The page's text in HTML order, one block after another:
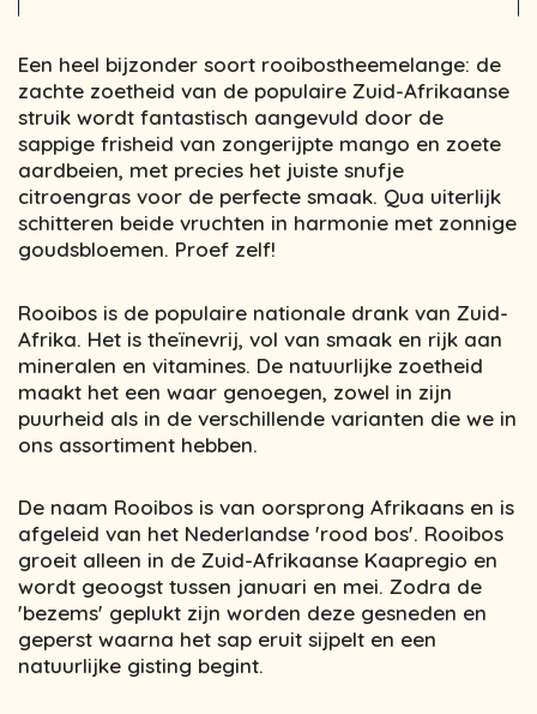
Een heel bijzonder soort rooibostheemelange: de
zachte zoetheid van de populaire Zuid-Afrikaanse
struik wordt fantastisch aangevuld door de
sappige frisheid van zongerijpte mango en zoete
aardbeien, met precies het juiste snufje
citroengras voor de perfecte smaak. Qua uiterlijk
schitteren beide vruchten in harmonie met zonnige
goudsbloemen. Proef zelf!
Rooibos is de populaire nationale drank van Zuid-
Afrika. Het is theïnevrij, vol van smaak en rijk aan
mineralen en vitamines. De natuurlijke zoetheid
maakt het een waar genoegen, zowel in zijn
puurheid als in de verschillende varianten die we in
ons assortiment hebben.
De naam Rooibos is van oorsprong Afrikaans en is
afgeleid van het Nederlandse 'rood bos'. Rooibos
groeit alleen in de Zuid-Afrikaanse Kaapregio en
wordt geoogst tussen januari en mei. Zodra de
'bezems' geplukt zijn worden deze gesneden en
geperst waarna het sap eruit sijpelt en een
natuurlijke gisting begint.